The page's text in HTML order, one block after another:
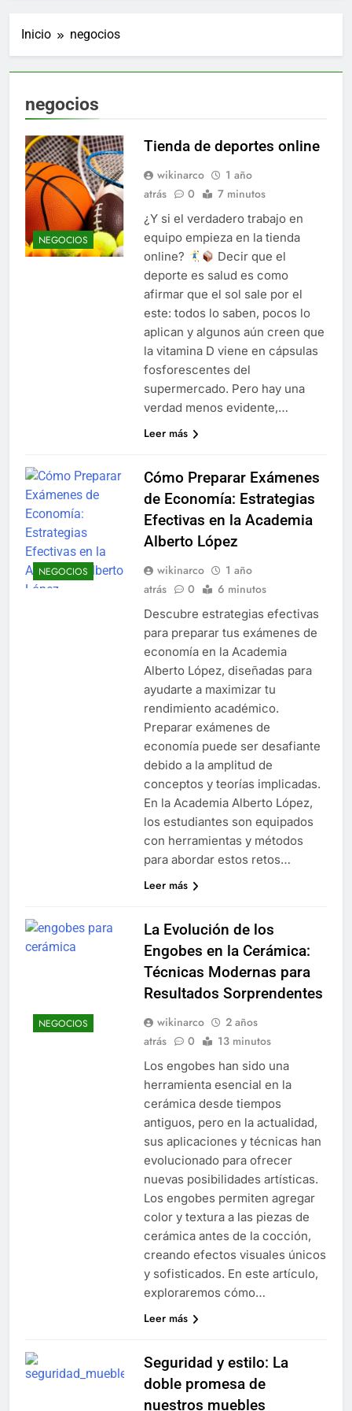
Inicio negocios
negocios
NEGOCIOS
Tienda de deportes online
wikinarco
1 año
atrás
0 7 minutos
¿Y si el verdadero trabajo en
equipo empieza en la tienda
online?
Decir que el
deporte es salud es como
afirmar que el sol sale por el
este: todos lo saben, pocos lo
aplican y algunos aún creen que
la vitamina D viene en cápsulas
fosforescentes del
supermercado. Pero hay una
verdad menos evidente,…
Leer más
NEGOCIOS
Cómo Preparar Exámenes
de Economía: Estrategias
Efectivas en la Academia
Alberto López
wikinarco
1 año
atrás
0 6 minutos
Descubre estrategias efectivas
para preparar tus exámenes de
economía en la Academia
Alberto López, diseñadas para
ayudarte a maximizar tu
rendimiento académico.
Preparar exámenes de
economía puede ser desafiante
debido a la amplitud de
conceptos y teorías implicadas.
En la Academia Alberto López,
los estudiantes son equipados
con herramientas y métodos
para abordar estos retos…
Leer más
NEGOCIOS
La Evolución de los
Engobes en la Cerámica:
Técnicas Modernas para
Resultados Sorprendentes
wikinarco
2 años
atrás
0 13 minutos
Los engobes han sido una
herramienta esencial en la
cerámica desde tiempos
antiguos, pero en la actualidad,
sus aplicaciones y técnicas han
evolucionado para ofrecer
nuevas posibilidades artísticas.
Los engobes permiten agregar
color y textura a las piezas de
cerámica antes de la cocción,
creando efectos visuales únicos
y sofisticados. En este artículo,
exploraremos cómo…
Leer más
Seguridad y estilo: La
doble promesa de
nuestros muebles